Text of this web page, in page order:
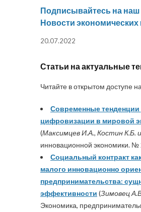
Подписывайтесь на
Новости
20.07.2022
Статьи на актуальные
Читайте в открытом доступе
Современные тенденции
цифровизации в мировой
(Максимцев И.А., Костин К.Б.
инновационной экономики. №
Социальный контракт
малого инновационно
предпринимательства:
эффективности (Зимовец
Экономика,